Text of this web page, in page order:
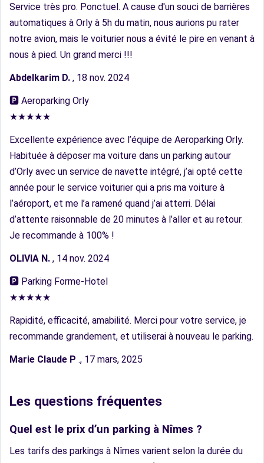
Service très pro. Ponctuel. A cause d'un souci de barrières
automatiques à Orly à 5h du matin, nous aurions pu rater
notre avion, mais le voiturier nous a évité le pire en venant à
nous à pied. Un grand merci !!!
Abdelkarim D. , 18 nov. 2024
🅿︎ Aeroparking Orly
★★★★★
Excellente expérience avec l’équipe de Aeroparking Orly.
Habituée à déposer ma voiture dans un parking autour
d’Orly avec un service de navette intégré, j’ai opté cette
année pour le service voiturier qui a pris ma voiture à
l’aéroport, et me l’a ramené quand j’ai atterri. Délai
d’attente raisonnable de 20 minutes à l’aller et au retour.
Je recommande à 100% !
OLIVIA N. , 14 nov. 2024
🅿︎ Parking Forme-Hotel
★★★★★
Rapidité, efficacité, amabilité. Merci pour votre service, je
recommande grandement, et utiliserai à nouveau le parking.
Marie Claude P ., 17 mars, 2025
Les questions fréquentes
Quel est le prix d’un parking à Nîmes ?
Les tarifs des parkings à Nîmes varient selon la durée du